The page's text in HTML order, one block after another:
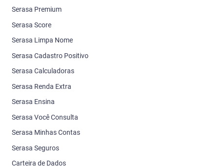
Serasa Premium
Serasa Score
Serasa Limpa Nome
Serasa Cadastro Positivo
Serasa Calculadoras
Serasa Renda Extra
Serasa Ensina
Serasa Você Consulta
Serasa Minhas Contas
Serasa Seguros
Carteira de Dados